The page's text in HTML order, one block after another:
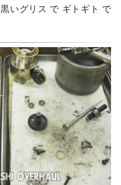
いグリス で ギトギト で